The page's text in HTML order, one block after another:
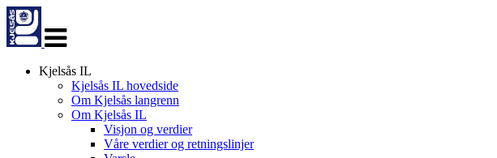
navigasjon
Kjelsås IL
Kjelsås IL hovedside
Om Kjelsås langrenn
Om Kjelsås IL
Visjon og verdier
Våre verdier og retningslinjer